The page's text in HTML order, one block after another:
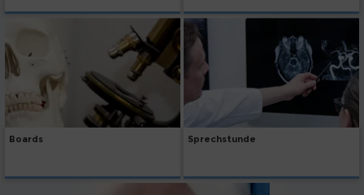
Boards Sprechstunde